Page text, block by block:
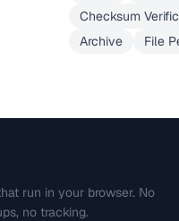
Checksum
Archive
File
run in your browser. No
no tracking.